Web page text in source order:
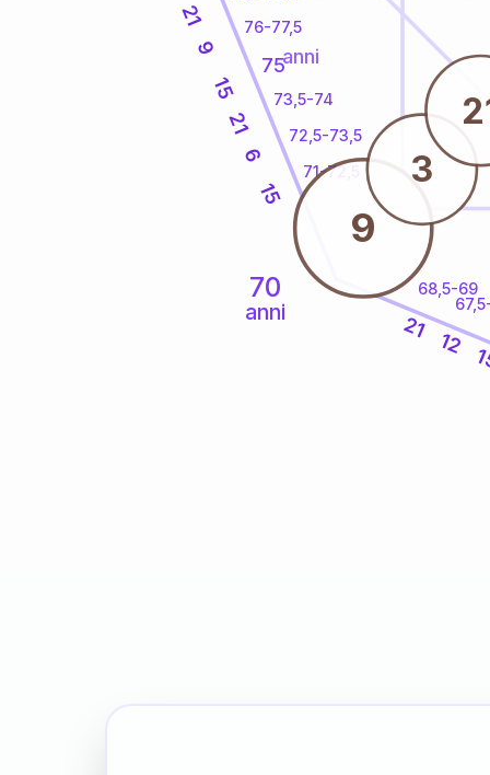
70
anni
68,5-69
71-72,5
72,5-73,5
73,5-74
76-77,5
12
21
15
6
21
15
9
21
9
3
75anni